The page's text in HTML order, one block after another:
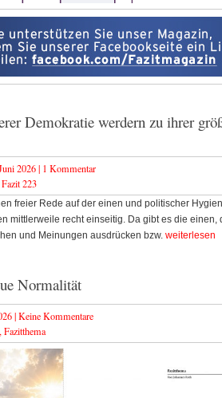
Demokratie werdern zu ihrer
2026 | 1 Kommentar
Fazit 223
freier Rede auf der einen und politischer
mittlerweile recht einseitig. Da gibt es die einen,
und Meinungen ausdrücken bzw. weiterlesen
Normalität
|Keine Kommentare
, Fazitthema